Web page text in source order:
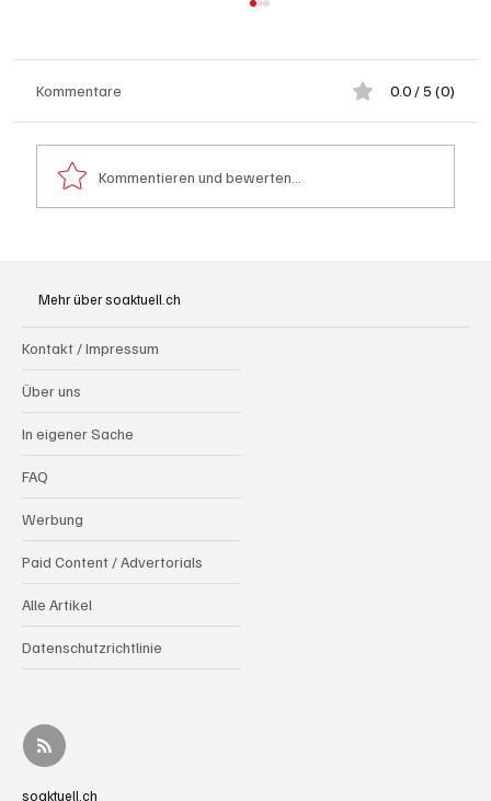
Kommentare 0.0 / 5 (0)
Kommentieren und bewerten...
Mehr über soaktuell.ch
Kontakt / Impressum
Über uns
In eigener Sache
FAQ
Werbung
Paid Content / Advertorials
Alle Artikel
Datenschutzrichtlinie
soaktuell.ch